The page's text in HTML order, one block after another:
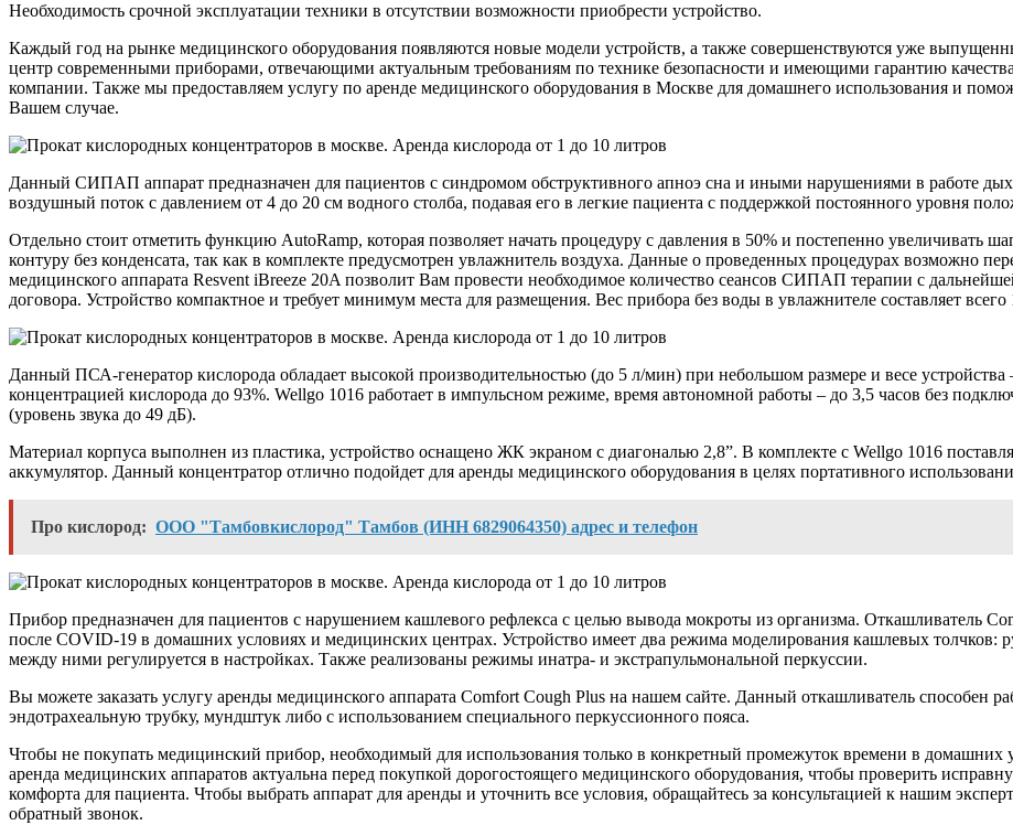
Необходимость срочной эксплуатации техники в отсутствии возможности приобрести устройство.
Каждый год на рынке медицинского оборудования появляются новые модели устройств, а также совершенствуются уже
центр современными приборами, отвечающими актуальным требованиям по технике безопасности и имеющими гарантию
компании. Также мы предоставляем услугу по аренде медицинского оборудования в Москве для домашнего использования и
Вашем случае.
Данный СИПАП аппарат предназначен для пациентов с синдромом обструктивного апноэ сна и иными нарушениями в работе
воздушный поток с давлением от 4 до 20 см водного столба, подавая его в легкие пациента с поддержкой постоянного уровня
Отдельно стоит отметить функцию AutoRamp, которая позволяет начать процедуру с давления в 50% и постепенно увеличивать
контуру без конденсата, так как в комплекте предусмотрен увлажнитель воздуха. Данные о проведенных процедурах возможно
медицинского аппарата Resvent iBreeze 20A позволит Вам провести необходимое количество сеансов СИПАП терапии с
договора. Устройство компактное и требует минимум места для размещения. Вес прибора без воды в увлажнителе составляет всего
Данный ПСА-генератор кислорода обладает высокой производительностью (до 5 л/мин) при небольшом размере и весе
концентрацией кислорода до 93%. Wellgo 1016 работает в импульсном режиме, время автономной работы – до 3,5 часов без
(уровень звука до 49 дБ).
Материал корпуса выполнен из пластика, устройство оснащено ЖК экраном с диагональю 2,8”. В комплекте с Wellgo 1016
аккумулятор. Данный концентратор отлично подойдет для аренды медицинского оборудования в целях портативного
Про кислород: ООО "Тамбовкислород" Тамбов (ИНН 6829064350) адрес и телефон
Прибор предназначен для пациентов с нарушением кашлевого рефлекса с целью вывода мокроты из организма. Откашливатель
после COVID-19 в домашних условиях и медицинских центрах. Устройство имеет два режима моделирования кашлевых толчков:
между ними регулируется в настройках. Также реализованы режимы инатра- и экстрапульмональной перкуссии.
Вы можете заказать услугу аренды медицинского аппарата Comfort Cough Plus на нашем сайте. Данный откашливатель способен
эндотрахеальную трубку, мундштук либо с использованием специального перкуссионного пояса.
Чтобы не покупать медицинский прибор, необходимый для использования только в конкретный промежуток времени в домашних
аренда медицинских аппаратов актуальна перед покупкой дорогостоящего медицинского оборудования, чтобы проверить
комфорта для пациента. Чтобы выбрать аппарат для аренды и уточнить все условия, обращайтесь за консультацией к нашим
обратный звонок.